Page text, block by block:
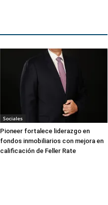
Sociales
Pioneer fortalece liderazgo en
fondos inmobiliarios con mejora en
calificación de Feller Rate